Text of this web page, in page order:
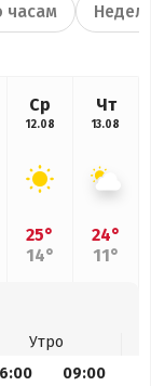
часам
Ср
12.08
25°
14°
Чт
13.08
24°
11°
Утро
09:00